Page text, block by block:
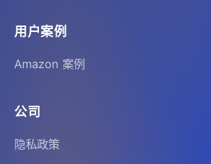
用户案例
Amazon 案例
公司
隐私政策